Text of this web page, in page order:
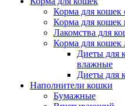
Корма для кошек
Корма для кошек
Лакомства для
Корма для кошек
Диеты для
влажные
Диеты для
Наполнители кошки
Бумажные